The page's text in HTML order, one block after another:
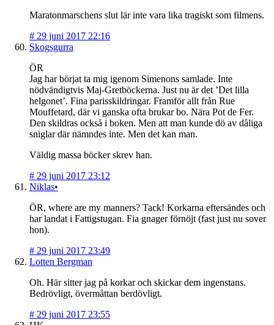
Maratonmarschens slut lär inte vara lika tragiskt som filmens.
# 29 juni 2017 22:16
Skogsgurra
ÖR
Jag har börjat ta mig igenom Simenons samlade. Inte
nödvändigtvis Maj-Gretböckerna. Just nu är det ’Det lilla
helgonet’. Fina parisskildringar. Framför allt från Rue
Mouffetard, där vi ganska ofta brukar bo. Nära Pot de Fer.
Den skildras också i boken. Men att man kunde dö av dåliga
sniglar där nämndes inte. Men det kan man.
Väldig massa böcker skrev han.
# 29 juni 2017 23:12
Niklas•
ÖR, where are my manners? Tack! Korkarna eftersändes och
har landat i Fattigstugan. Fia gnager förnöjt (fast just nu sover
hon).
# 29 juni 2017 23:49
Lotten Bergman
Oh. Här sitter jag på korkar och skickar dem ingenstans.
Bedrövligt, övermåttan berdövligt.
# 29 juni 2017 23:55